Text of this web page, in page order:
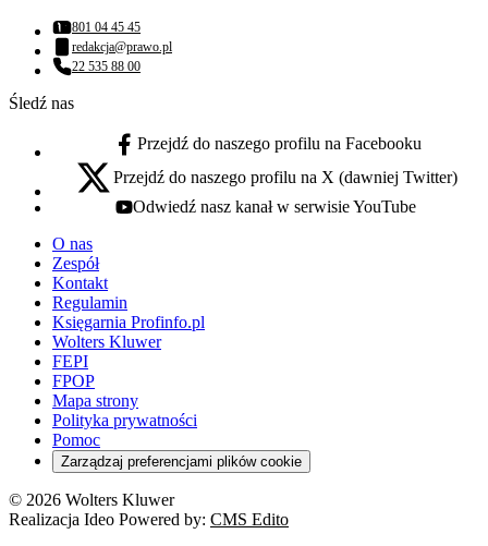
Numer telefonu:
801 04 45 45
Adres email:
redakcja@prawo.pl
Numer telefonu:
22 535 88 00
Śledź nas
facebook - otwiera się w nowej karcie
Przejdź do naszego profilu na Facebooku
x - otwiera się w nowej karcie
Przejdź do naszego profilu na X (dawniej Twitter)
youtube - otwiera się w nowej karcie
Odwiedź nasz kanał w serwisie YouTube
O nas
Zespół
Kontakt
Regulamin
Księgarnia Profinfo.pl
Wolters Kluwer
FEPI
FPOP
Mapa strony
Polityka prywatności
Pomoc
Zarządzaj preferencjami plików cookie
© 2026 Wolters Kluwer
Realizacja Ideo Powered by: CMS Edito